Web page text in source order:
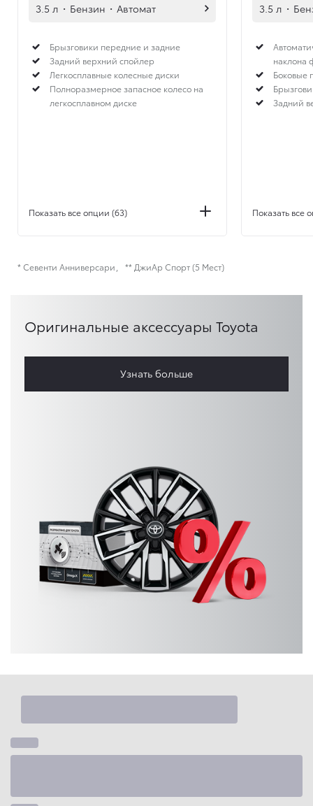
3.5 л · Бензин · Автомат
Брызговики передние и задние
Задний верхний спойлер
Легкосплавные колесные диски
Полноразмерное запасное колесо на
легкосплавном диске
Показать все опции (63)
3.5 л ·
наклона
Боковые
Задний
Показать все
* Севенти Анниверсари ** ДжиАр Спорт (5 Мест)
Оригинальные аксессуары Toyota
Узнать больше